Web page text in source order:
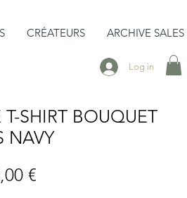
CRÉATEURS ARCHIVE SALES
Log in
SHIRT BOUQUET
NAVY
€